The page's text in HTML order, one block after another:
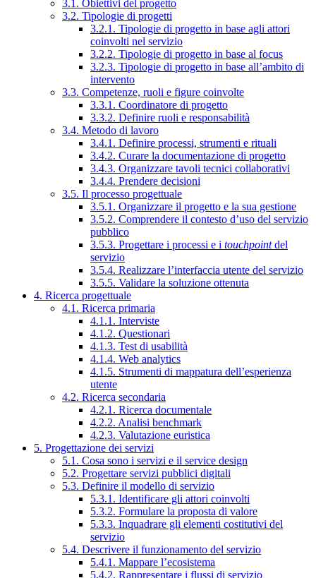
3.1. Obiettivi del progetto
3.2. Tipologie di progetti
3.2.1. Tipologie di progetto in base agli attori
coinvolti nel servizio
3.2.2. Tipologie di progetto in base al focus
3.2.3. Tipologie di progetto in base all’ambito di
intervento
3.3. Competenze, ruoli e figure coinvolte
3.3.1. Coordinatore di progetto
3.3.2. Definire ruoli e responsabilità
3.4. Metodo di lavoro
3.4.1. Definire processi, strumenti e rituali
3.4.2. Curare la documentazione di progetto
3.4.3. Organizzare tavoli tecnici collaborativi
3.4.4. Prendere decisioni
3.5. Il processo progettuale
3.5.1. Organizzare il progetto e la sua gestione
3.5.2. Comprendere il contesto d’uso del servizio
pubblico
3.5.3. Progettare i processi e i touchpointdel
servizio
3.5.4. Realizzare l’interfaccia utente del servizio
3.5.5. Validare la soluzione ottenuta
4. Ricerca progettuale
4.1. Ricerca primaria
4.1.1. Interviste
4.1.2. Questionari
4.1.3. Test di usabilità
4.1.4. Web analytics
4.1.5. Strumenti di mappatura dell’esperienza
utente
4.2. Ricerca secondaria
4.2.1. Ricerca documentale
4.2.2. Analisi benchmark
4.2.3. Valutazione euristica
5. Progettazione dei servizi
5.1. Cosa sono i servizi e il service design
5.2. Progettare servizi pubblici digitali
5.3. Definire il modello di servizio
5.3.1. Identificare gli attori coinvolti
5.3.2. Formulare la proposta di valore
5.3.3. Inquadrare gli elementi costitutivi del
servizio
5.4. Descrivere il funzionamento del servizio
5.4.1. Mappare l’ecosistema
5.4.2. Rappresentare i flussi di servizio